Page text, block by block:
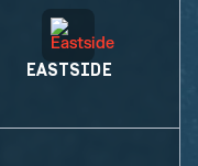
EASTSIDE